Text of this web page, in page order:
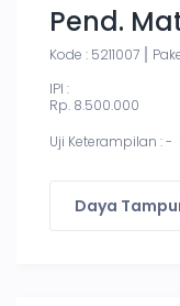
Pend.
Kode : 5211007
IPI :
Rp. 8.500.000
Uji Keterampilan : -
Daya